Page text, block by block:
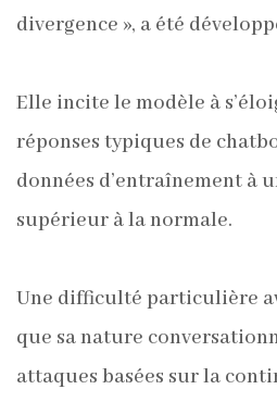
divergence », a été
Elle incite le modèle à
réponses typiques de
données d’entraînement à
supérieur à la normale.
Une difficulté particulière
que sa nature
attaques basées sur la